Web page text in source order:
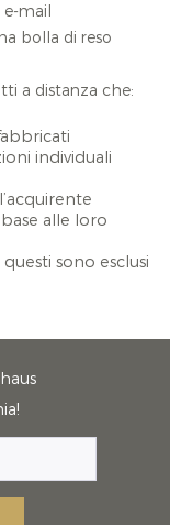
e-mail
bolla di reso
a distanza che:
individuali
alle loro
sono esclusi